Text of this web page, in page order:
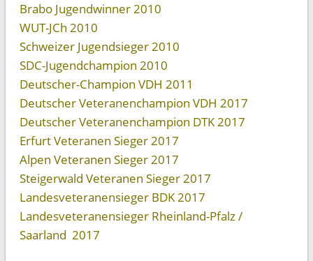
Brabo Jugendwinner 2010
WUT-JCh 2010
Schweizer Jugendsieger 2010
SDC-Jugendchampion 2010
Deutscher-Champion VDH 2011
Deutscher Veteranenchampion VDH 2017
Deutscher Veteranenchampion DTK 2017
Erfurt Veteranen Sieger 2017
Alpen Veteranen Sieger 2017
Steigerwald Veteranen Sieger 2017
Landesveteranensieger BDK 2017
Landesveteranensieger Rheinland-Pfalz /
Saarland 2017